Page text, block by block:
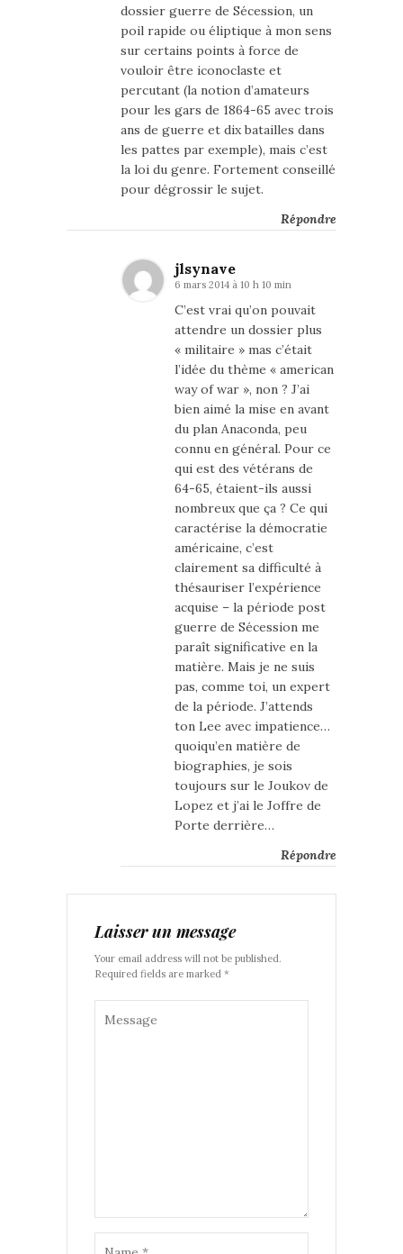
dossier guerre de Sécession, un
poil rapide ou éliptique à mon sens
sur certains points à force de
vouloir être iconoclaste et
percutant (la notion d’amateurs
pour les gars de 1864-65 avec trois
ans de guerre et dix batailles dans
les pattes par exemple), mais c’est
la loi du genre. Fortement conseillé
pour dégrossir le sujet.
Répondre
jlsynave
6 mars 2014 à 10 h 10 min
C’est vrai qu’on pouvait
attendre un dossier plus
« militaire » mas c’était
l’idée du thème « american
way of war », non ? J’ai
bien aimé la mise en avant
du plan Anaconda, peu
connu en général. Pour ce
qui est des vétérans de
64-65, étaient-ils aussi
nombreux que ça ? Ce qui
caractérise la démocratie
américaine, c’est
clairement sa difficulté à
thésauriser l’expérience
acquise – la période post
guerre de Sécession me
paraît significative en la
matière. Mais je ne suis
pas, comme toi, un expert
de la période. J’attends
ton Lee avec impatience…
quoiqu’en matière de
biographies, je sois
toujours sur le Joukov de
Lopez et j’ai le Joffre de
Porte derrière…
Répondre
Laisser un message
Your email address will not be published.
Required fields are marked *